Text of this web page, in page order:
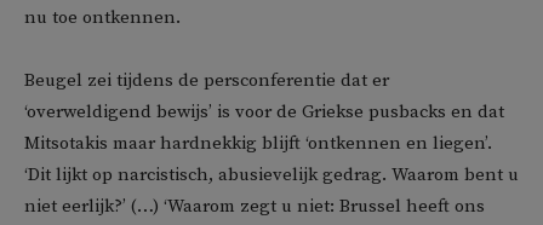
nu toe ontkennen.
Beugel zei tijdens de persconferentie dat er
‘overweldigend bewijs’ is voor de Griekse pusbacks en dat
Mitsotakis maar hardnekkig blijft ‘ontkennen en liegen’.
‘Dit lijkt op narcistisch, abusievelijk gedrag. Waarom bent u
niet eerlijk?’ (…) ‘Waarom zegt u niet: Brussel heeft ons